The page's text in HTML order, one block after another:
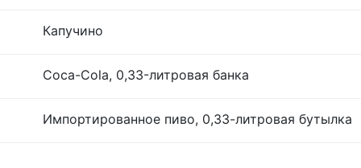
Капучино
Coca-Cola, 0,33-литровая банка
Импортированное пиво, 0,33-литровая бутылка